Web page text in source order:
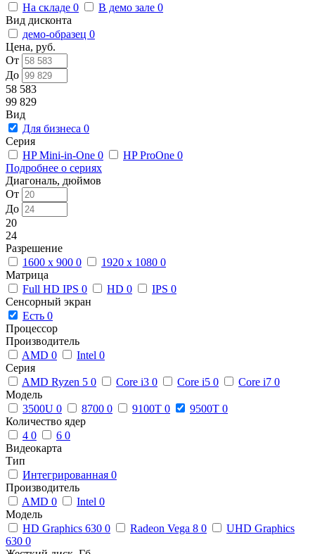
На складе 0 В демо зале 0
Вид дисконта
демо-образец 0
Цена, руб.
От
До
58 583
99 829
Вид
Для бизнеса 0
Серия
HP Mini-in-One 0 HP ProOne 0
Подробнее о сериях
Диагональ, дюймов
От
До
20
24
Разрешение
1600 x 900 0 1920 x 1080 0
Матрица
Full HD IPS 0 HD 0 IPS 0
Сенсорный экран
Есть 0
Процессор
Производитель
AMD 0 Intel 0
Серия
AMD Ryzen 5 0 Core i3 0 Core i5 0 Core i7 0
Модель
3500U 0 8700 0 9100T 0 9500T 0
Количество ядер
4 0 6 0
Видеокарта
Тип
Интегрированная 0
Производитель
AMD 0 Intel 0
Модель
HD Graphics 630 0 Radeon Vega 8 0
UHD Graphics
630 0